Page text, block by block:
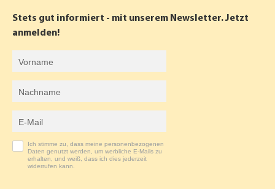
O
O
A
G
R
Stets gut informiert - mit unserem Newsletter. Jetzt
anmelden!
Ich stimme zu, dass meine personenbezogenen
Daten genutzt werden, um werbliche E-Mails zu
erhalten, und weiß, dass ich dies jederzeit
widerrufen kann.